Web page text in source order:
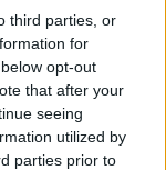
third parties, or
for
opt-out
that after your
seeing
utilized by
parties prior to
este o
contur şi în
însă